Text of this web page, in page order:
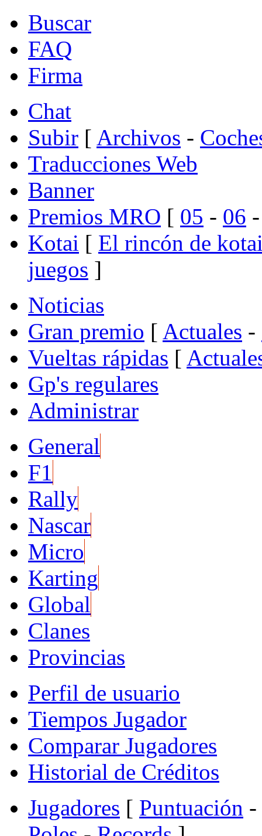
Buscar
FAQ
Firma
Chat
Subir [ Archivos -
Traducciones Web
Banner
Premios MRO [ 05 - 06
Kotai [ El rincón de
juegos ]
Noticias
Gran premio [ Actuales -
Vueltas rápidas [
Gp's regulares
Administrar
General
F1
Rally
Nascar
Micro
Karting
Global
Clanes
Provincias
Perfil de usuario
Tiempos Jugador
Comparar Jugadores
Historial de Créditos
Jugadores [ Puntuación -